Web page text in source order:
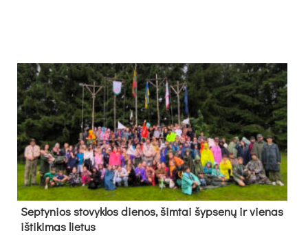
Sep­ty­nios sto­vyk­los die­nos, šim­tai šyp­se­nų ir vie­nas
iš­ti­ki­mas lie­tus